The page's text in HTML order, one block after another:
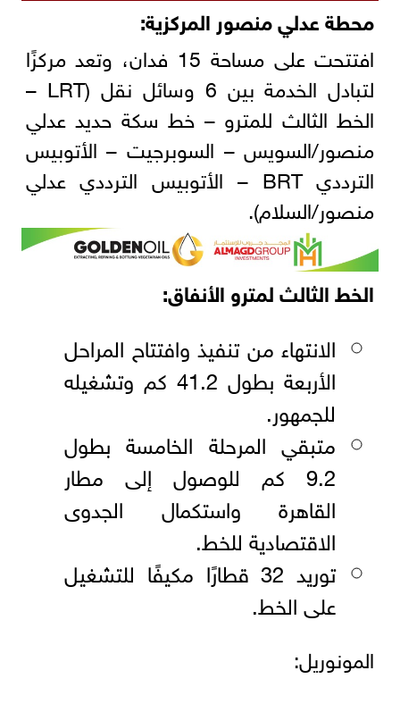
محطة عدلي منصور المركزية:
افتتحت على مساحة 15 فدان، وتعد مركزًا
لتبادل الخدمة بين 6 وسائل نقل (LRT –
الخط الثالث للمترو – خط سكة حديد عدلي
منصور/السويس – السوبرجيت – الأتوبيس
الترددي BRT – الأتوبيس الترددي عدلي
منصور/السلام).
الخط الثالث لمترو الأنفاق:
الانتهاء من تنفيذ وافتتاح المراحل
الأربعة بطول 41.2 كم وتشغيله
للجمهور.
متبقي المرحلة الخامسة بطول
9.2 كم للوصول إلى مطار
القاهرة واستكمال الجدوى
الاقتصادية للخط.
توريد 32 قطارًا مكيفًا للتشغيل
على الخط.
المونوريل: